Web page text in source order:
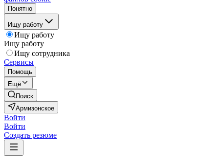
Понятно
Ищу работу
Ищу работу
Ищу работу
Ищу сотрудника
Сервисы
Помощь
Ещё
Поиск
Армизонское
Войти
Войти
Создать резюме